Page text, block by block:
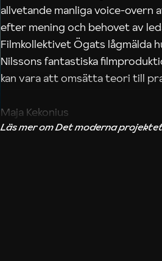
allvetande manliga voice-overn
efter mening och behovet av
Filmkollektivet Ögats lågmälda
Nilssons fantastiska
kan vara att omsätta teori till
Maja Kekonius